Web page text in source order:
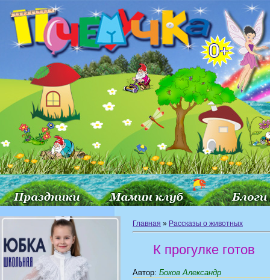
Главная » Рассказы о животных
К прогулке готов
Автор: Боков Александр